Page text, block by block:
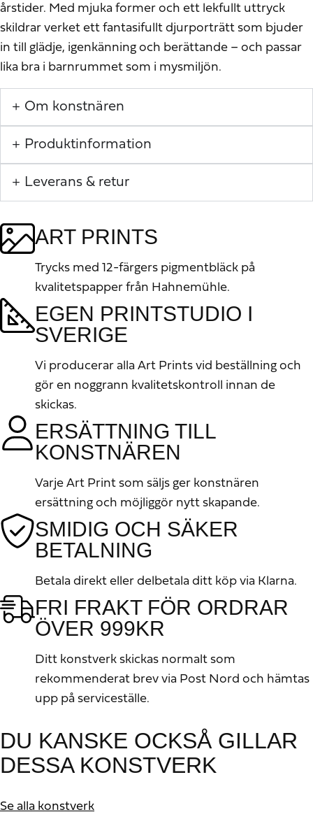
årstider. Med mjuka former och ett lekfullt uttryck
skildrar verket ett fantasifullt djurporträtt som bjuder
in till glädje, igenkänning och berättande – och passar
lika bra i barnrummet som i mysmiljön.
Om konstnären
Produktinformation
Leverans & retur
ART PRINTS
Trycks med 12-färgers pigmentbläck på
kvalitetspapper från Hahnemühle.
EGEN PRINTSTUDIO I
SVERIGE
Vi producerar alla Art Prints vid beställning och
gör en noggrann kvalitetskontroll innan de
skickas.
ERSÄTTNING TILL
KONSTNÄREN
Varje Art Print som säljs ger konstnären
ersättning och möjliggör nytt skapande.
SMIDIG OCH SÄKER
BETALNING
Betala direkt eller delbetala ditt köp via Klarna.
FRI FRAKT FÖR ORDRAR
ÖVER 999KR
Ditt konstverk skickas normalt som
rekommenderat brev via Post Nord och hämtas
upp på serviceställe.
DU KANSKE OCKSÅ GILLAR
DESSA KONSTVERK
Se alla konstverk